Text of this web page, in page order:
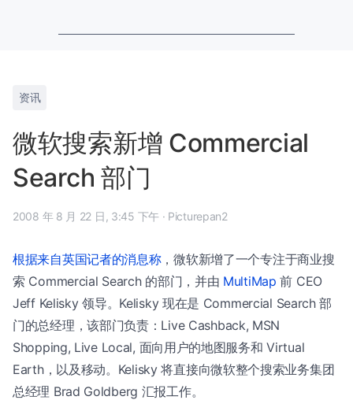
资讯
微软搜索新增 Commercial
Search 部门
2008 年 8 月 22 日, 3:45 下午 · Picturepan2
根据来自英国记者的消息称，微软新增了一个专注于商业搜
索 Commercial Search 的部门，并由 MultiMap 前 CEO
Jeff Kelisky 领导。Kelisky 现在是 Commercial Search 部
门的总经理，该部门负责：Live Cashback, MSN
Shopping, Live Local, 面向用户的地图服务和 Virtual
Earth，以及移动。Kelisky 将直接向微软整个搜索业务集团
总经理 Brad Goldberg 汇报工作。